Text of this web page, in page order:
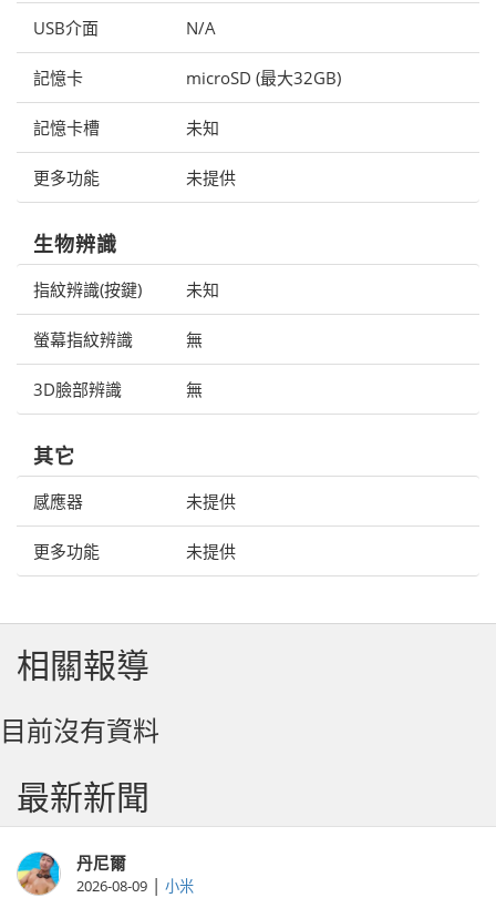
USB介面 N/A
記憶卡 microSD (最大32GB)
記憶卡槽 未知
更多功能 未提供
生物辨識
指紋辨識(按鍵) 未知
螢幕指紋辨識 無
3D臉部辨識 無
其它
感應器 未提供
更多功能 未提供
相關報導
目前沒有資料
最新新聞
丹尼爾
2026-08-09 | 小米